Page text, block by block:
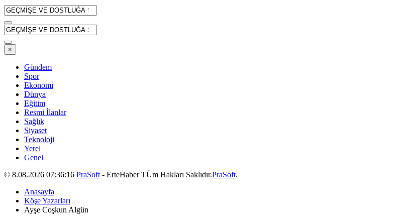
×
Gündem
Spor
Ekonomi
Dünya
Eğitim
Resmi İlanlar
Sağlık
Siyaset
Teknoloji
Yerel
Genel
© 8.08.2026 07:36:16 PraSoft - ErteHaber TÜm Hakları Saklıdır.PraSoft.
Anasayfa
Köşe Yazarları
Ayşe Coşkun Algün